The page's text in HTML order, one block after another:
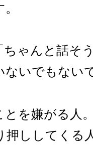
ゃんと話そ
ないでもない
とを嫌がる人
押ししてくる